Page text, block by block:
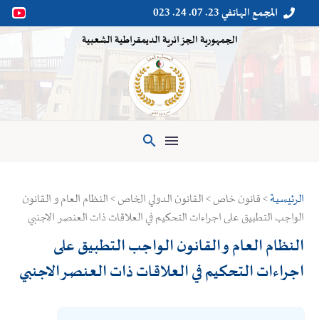

 المجمع الهاتفي 23. 07. 24. 023
الجمهورية الجزائرية الديمقراطية الشعبية

الرئيسية> قانون خاص > القانون الدولي الخاص > النظام العام و القانون
الواجب التطبيق على اجراءات التحكيم في العلاقات ذات العنصر الاجنبي
النظام العام و القانون الواجب التطبيق على
اجراءات التحكيم في العلاقات ذات العنصر الاجنبي